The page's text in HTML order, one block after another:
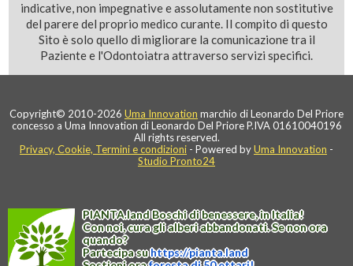
indicative, non impegnative e assolutamente non sostitutive
del parere del proprio medico curante. Il compito di questo
Sito è solo quello di migliorare la comunicazione tra il
Paziente e l'Odontoiatra attraverso servizi specifici.
Copyright© 2010-2026 Uma Innovation marchio di Leonardo Del Priore
concesso a Uma Innovation di Leonardo Del Priore P.IVA 01610040196
All rights reserved.
Privacy, Cookie, Termini e condizioni - Powered byUma Innovation -
Studio Pronto24
PIANTA.landBoschi di benessere, in Italia!
Con noi, cura gli alberi abbandonati. Se non ora
quando?
Partecipa suhttps://pianta.land